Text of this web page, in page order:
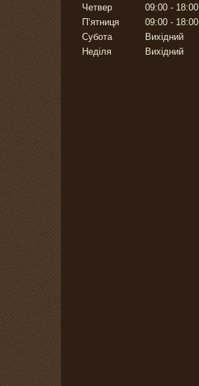
Четвер
09:00
18:00
Пʼятниця
09:00
18:00
Субота
Вихідний
Неділя
Вихідний